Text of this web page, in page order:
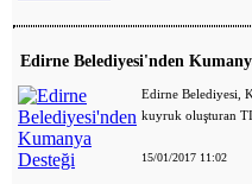
Edirne Belediyesi'nden
Edirne Belediyesi,
kuyruk oluşturan
15/01/2017 11:02